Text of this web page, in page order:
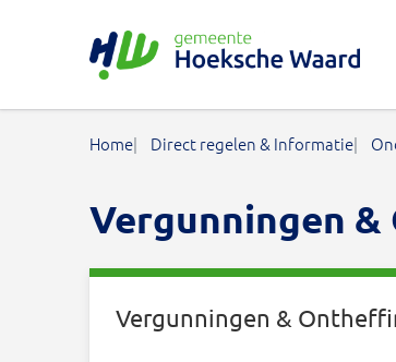
Home Direct regelen & Informatie
Vergunningen
Vergunningen &